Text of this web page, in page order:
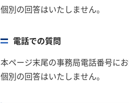
個別の回答はいたしません。
電話での質問
本ページ末尾の事務局電話番号に
個別の回答はいたしません。